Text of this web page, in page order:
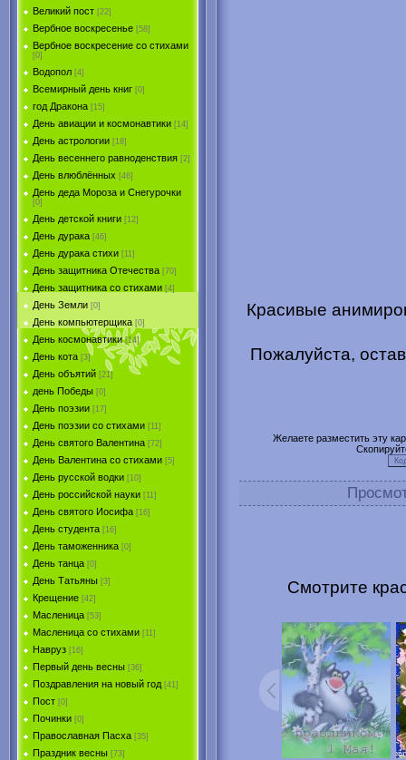
Великий пост [22]
Вербное воскресенье [58]
Вербное воскресение со стихами
[0]
Водопол [4]
Всемирный день книг [0]
год Дракона [15]
День авиации и космонавтики [14]
День астрологии [18]
День весеннего равноденствия [2]
День влюблённых [46]
День деда Мороза и Снегурочки
[0]
День детской книги [12]
День дурака [46]
День дурака стихи [11]
День защитника Отечества [70]
День защитника со стихами [4]
День Земли [0]
День компьютерщика [0]
День космонавтики [14]
День кота [3]
День объятий [21]
день Победы [0]
День поэзии [17]
День поэзии со стихами [11]
День святого Валентина [72]
День Валентина со стихами [5]
День русской водки [10]
День российской науки [11]
День святого Иосифа [16]
День студента [16]
День таможенника [0]
День танца [0]
День Татьяны [3]
Крещение [42]
Масленица [53]
Масленица со стихами [11]
Навруз [16]
Первый день весны [36]
Поздравления на новый год [41]
Пост [0]
Починки [0]
Православная Пасха [35]
Праздник весны [73]
Красивые
Пожалуйста,
Желаете разместить эту
Смотрите